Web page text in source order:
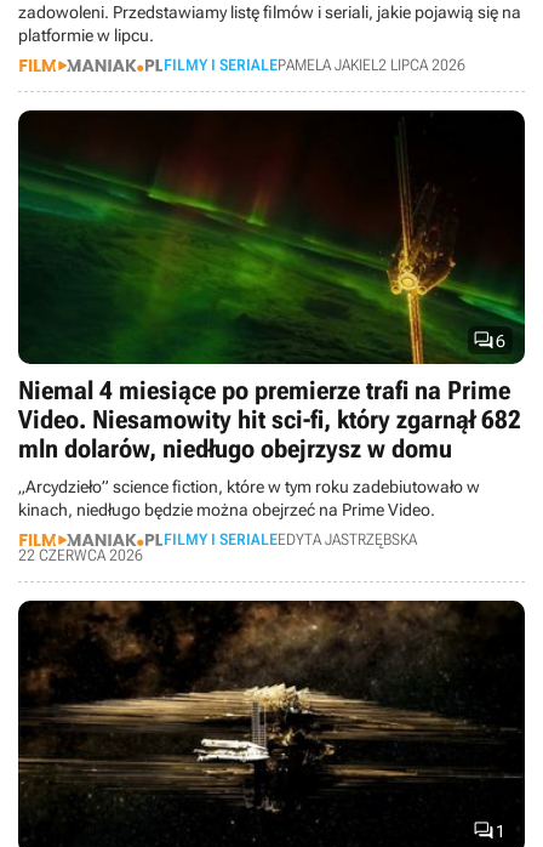
zadowoleni. Przedstawiamy listę filmów i seriali, jakie pojawią się na
platformie w lipcu.
FILMY I SERIALEPAMELA JAKIEL2 LIPCA 2026
6
Niemal 4 miesiące po premierze trafi na Prime
Video. Niesamowity hit sci-fi, który zgarnął 682
mln dolarów, niedługo obejrzysz w domu
„Arcydzieło” science fiction, które w tym roku zadebiutowało w
kinach, niedługo będzie można obejrzeć na Prime Video.
FILMY I SERIALEEDYTA JASTRZĘBSKA
22 CZERWCA 2026
1